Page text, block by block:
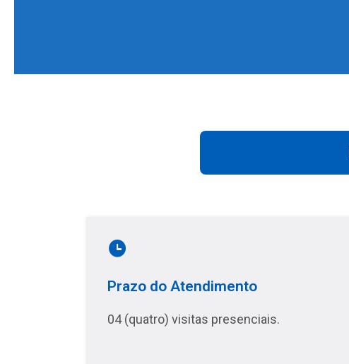
Prazo do Atendimento
04 (quatro) visitas presenciais.